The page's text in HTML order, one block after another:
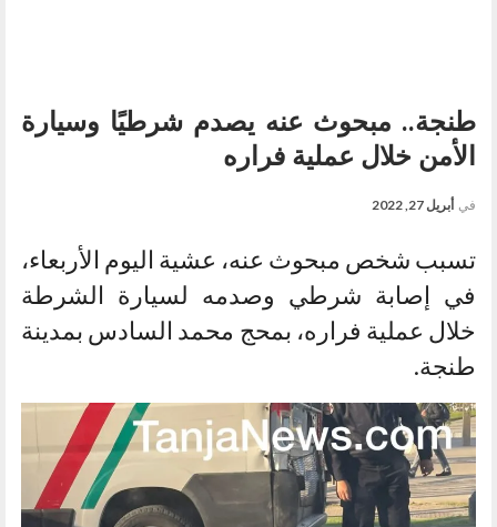
طنجة.. مبحوث عنه يصدم شرطيًا وسيارة
الأمن خلال عملية فراره
في أبريل 27, 2022
تسبب شخص مبحوث عنه، عشية اليوم الأربعاء،
في إصابة شرطي وصدمه لسيارة الشرطة
خلال عملية فراره، بمحج محمد السادس بمدينة
طنجة.